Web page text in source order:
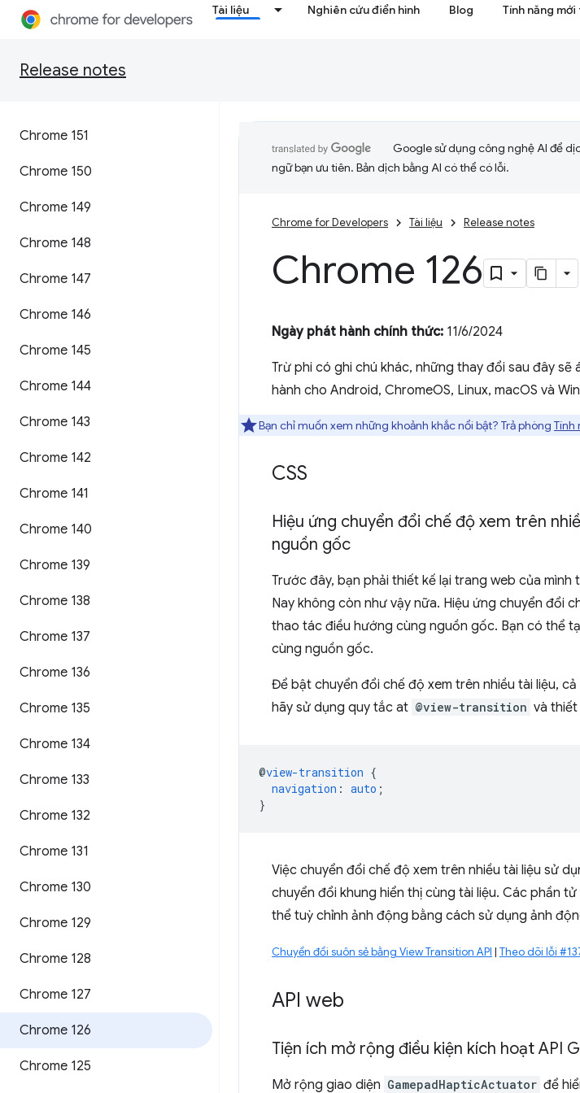
Tài liệu Nghiên cứu điển hình Blog Tính năng
Release notes
Chrome 151
Chrome 150
Chrome 149
Chrome 148
Chrome 147
Chrome 146
Chrome 145
Chrome 144
Chrome 143
Chrome 142
Chrome 141
Chrome 140
Chrome 139
Chrome 138
Chrome 137
Chrome 136
Chrome 135
Chrome 134
Chrome 133
Chrome 132
Chrome 131
Chrome 130
Chrome 129
Chrome 128
Chrome 127
Chrome 126
Chrome 125
Google sử dụng công nghệ AI để
ngữ bạn ưu tiên. Bản dịch bằng AI có thể có lỗi.
Chrome for Developers Tài liệu Release notes
Chrome 126
Ngày phát hành chính thức: 11/6/2024
Trừ phi có ghi chú khác, những thay đổi sau đây
hành cho Android, ChromeOS, Linux, macOS và
Bạn chỉ muốn xem những khoảnh khắc nổi bật? Trả phòng Tính
CSS
Hiệu ứng chuyển đổi chế độ xem trên
nguồn gốc
Trước đây, bạn phải thiết kế lại trang web của
Nay không còn như vậy nữa. Hiệu ứng chuyển đổi
thao tác điều hướng cùng nguồn gốc. Bạn có thể
cùng nguồn gốc.
Để bật chuyển đổi chế độ xem trên nhiều tài liệu,
hãy sử dụng quy tắc at @view-transition và
@view-transition {
navigation : auto ;
}
Việc chuyển đổi chế độ xem trên nhiều tài liệu sử
chuyển đổi khung hiển thị cùng tài liệu. Các phần tử
thể tuỳ chỉnh ảnh động bằng cách sử dụng ảnh
Chuyển đổi suôn sẻ bằng View Transition API | Theo dõi lỗi
API web
Tiện ích mở rộng điều kiện kích hoạt API
Mở rộng giao diện GamepadHapticActuator để